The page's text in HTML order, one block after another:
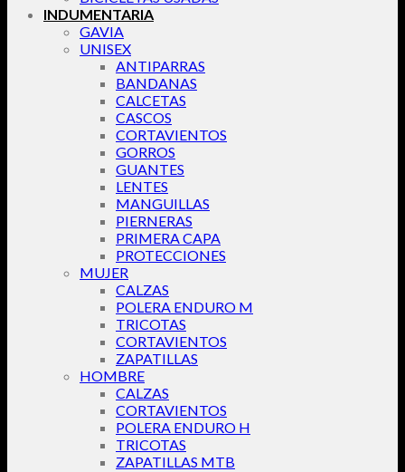
INDUMENTARIA
GAVIA
UNISEX
ANTIPARRAS
BANDANAS
CALCETAS
CASCOS
CORTAVIENTOS
GORROS
GUANTES
LENTES
MANGUILLAS
PIERNERAS
PRIMERA CAPA
PROTECCIONES
MUJER
CALZAS
POLERA ENDURO M
TRICOTAS
CORTAVIENTOS
ZAPATILLAS
HOMBRE
CALZAS
CORTAVIENTOS
POLERA ENDURO H
TRICOTAS
ZAPATILLAS MTB